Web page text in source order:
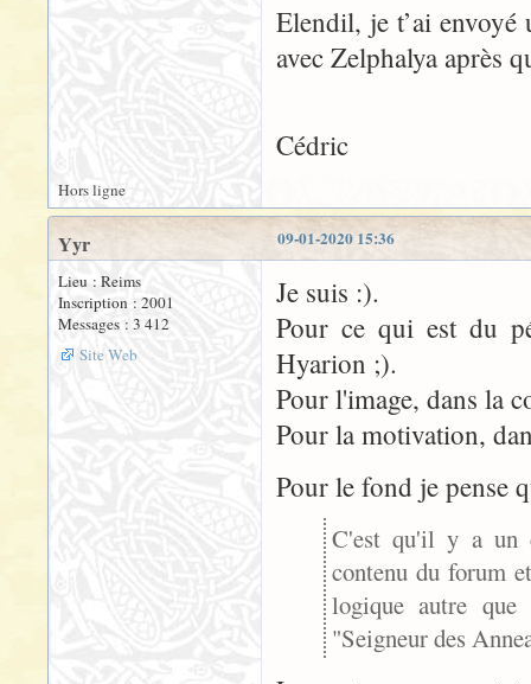
Elendil, je t’ai
avec Zelphalya après
Cédric
Hors ligne
09-01-2020 15:36
Yyr
Lieu : Reims
Inscription : 2001
Messages : 3 412
Site Web
Je suis :).
Pour ce qui est du
Hyarion ;).
Pour l'image, dans la
Pour la motivation,
Pour le fond je pense
C'est qu'il y a un
contenu du forum
logique autre
"Seigneur des